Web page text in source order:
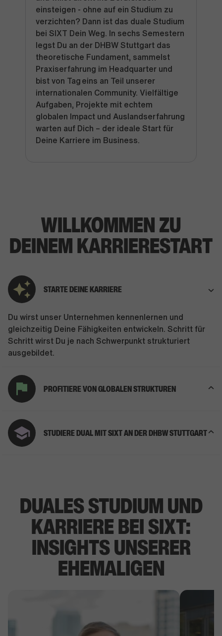
einsteigen - ohne auf ein Studium zu
verzichten? Dann ist das duale Studium
bei SIXT Dein Weg. In sechs Semestern
legst Du an der DHBW Stuttgart das
theoretische Fundament, sammelst
Praxiserfahrung im Headquarter und
bist von Tag eins an Teil unserer
internationalen Community. Vielfältige
Aufgaben, Projekte mit echtem
globalen Impact und Auslandserfahrung
warten auf Dich – der ideale Start für
Deine Karriere im Business.
WILLKOMMENZU
DEINEMKARRIERESTART
STARTE DEINE KARRIERE
Du wirst unser Unternehmen kennenlernen und
gleichzeitig Deine Fähigkeiten entwickeln. Schritt für
Schritt wirst Du je nach Schwerpunkt strukturiert
ausgebildet.
PROFITIERE VON GLOBALEN STRUKTUREN
STUDIERE DUAL MIT SIXT AN DER DHBW STUTTGART
DUALES STUDIUM UND
KARRIERE BEI SIXT:
INSIGHTS UNSERER
EHEMALIGEN